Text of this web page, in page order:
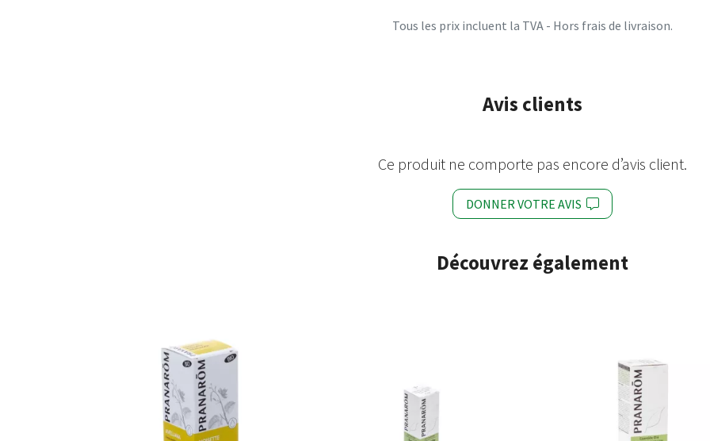
Tous les prix incluent la TVA - Hors frais de livraison.
Avis clients
Ce produit ne comporte pas encore d’avis client.
DONNER VOTRE AVIS
Découvrez également